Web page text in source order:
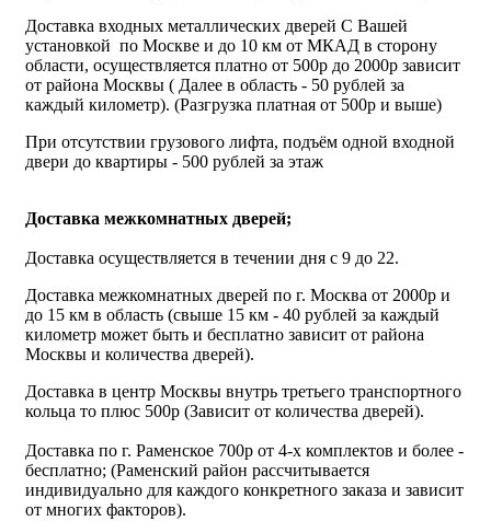
Доставка входных металлических дверей С Вашей
установкой по Москве и до 10 км от МКАД в сторону
области, осуществляется платно от 500р до 2000р зависит
от района Москвы ( Далее в область - 50 рублей за
каждый километр). (Разгрузка платная от 500р и выше)
При отсутствии грузового лифта, подъём одной входной
двери до квартиры - 500 рублей за этаж
Доставка межкомнатных дверей;
Доставка осуществляется в течении дня с 9 до 22.
Доставка межкомнатных дверей по г. Москва от 2000р и
до 15 км в область (свыше 15 км - 40 рублей за каждый
километр может быть и бесплатно зависит от района
Москвы и количества дверей).
Доставка в центр Москвы внутрь третьего транспортного
кольца то плюс 500р (Зависит от количества дверей).
Доставка по г. Раменское 700р от 4-х комплектов и более -
бесплатно; (Раменский район рассчитывается
индивидуально для каждого конкретного заказа и зависит
от многих факторов).